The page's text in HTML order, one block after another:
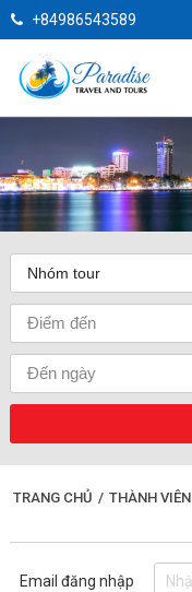
+84986543589
TRANG CHỦ / THÀNH VIÊN
Email đăng nhập